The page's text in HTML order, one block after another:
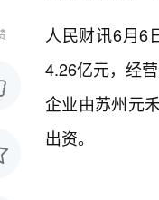
人民财讯6月6
4.26亿元，经
企业由苏州元
出资。